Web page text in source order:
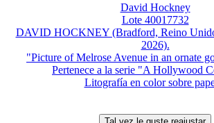
David Hockney
Lote 40017732
DAVID HOCKNEY (Bradford, Reino
2026).
"Picture of Melrose Avenue in an ornate
Pertenece a la serie "A Hollywood
Litografía en color sobre